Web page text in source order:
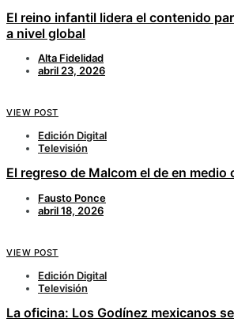
El reino infantil lidera el contenido
a nivel global
Alta Fidelidad
abril 23, 2026
VIEW POST
Edición Digital
Televisión
El regreso de Malcom el de en medio
Fausto Ponce
abril 18, 2026
VIEW POST
Edición Digital
Televisión
La oficina: Los Godínez mexicanos